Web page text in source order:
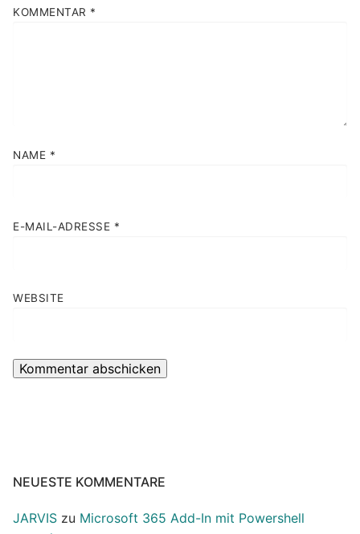
KOMMENTAR *
NAME *
E-MAIL-ADRESSE *
WEBSITE
NEUESTE KOMMENTARE
JARVIS zu Microsoft 365 Add-In mit Powershell